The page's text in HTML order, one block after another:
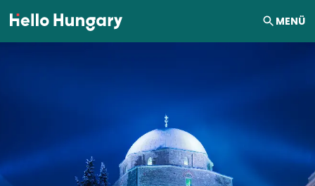
Ugrás a tartalomhoz MENÜ